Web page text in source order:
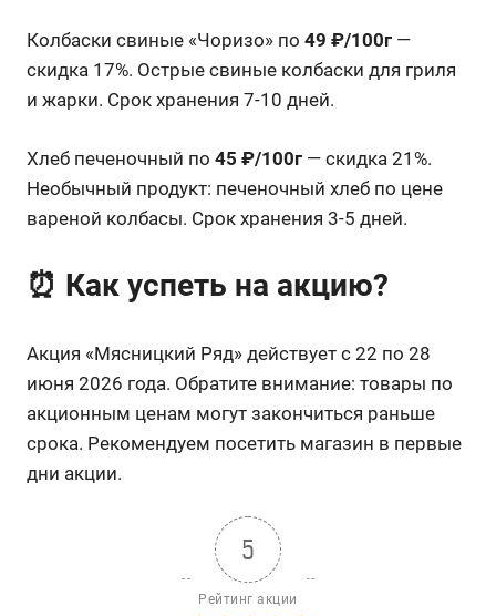
Колбаски свиные «Чоризо» по 49 ₽/100г —
скидка 17%. Острые свиные колбаски для гриля
и жарки. Срок хранения 7-10 дней.
Хлеб печеночный по 45 ₽/100г — скидка 21%.
Необычный продукт: печеночный хлеб по цене
вареной колбасы. Срок хранения 3-5 дней.
⏰ Как успеть на акцию?
Акция «Мясницкий Ряд» действует с 22 по 28
июня 2026 года. Обратите внимание: товары по
акционным ценам могут закончиться раньше
срока. Рекомендуем посетить магазин в первые
дни акции.
5
Рейтинг акции